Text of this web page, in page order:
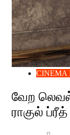
CINEMA
வேற
ராகுல் ப்ரீத்